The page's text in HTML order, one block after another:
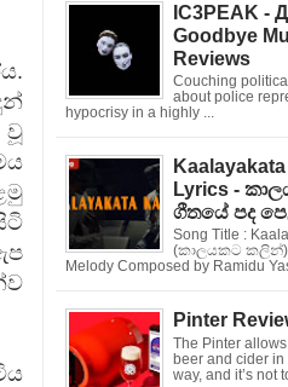
වූ
IC3PEAK -
Goodbye
Reviews
Couching
about police
hypocrisy in a highly ...
Lyrics -
ගීතයේ පද
Song Title :
(කාලයකට කලින්)
Melody Composed by Ramidu
Pinter
The Pinter
beer and cider
way, and it’s not